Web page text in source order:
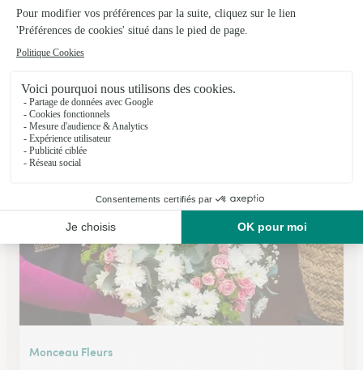
Carre Fleurs
Meylan
★★★★★4.7 (22)
41 Avenue de la Plaine Fleurie
Monceau Fleurs